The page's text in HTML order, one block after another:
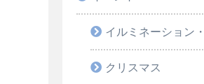
イルミネーション
クリスマス